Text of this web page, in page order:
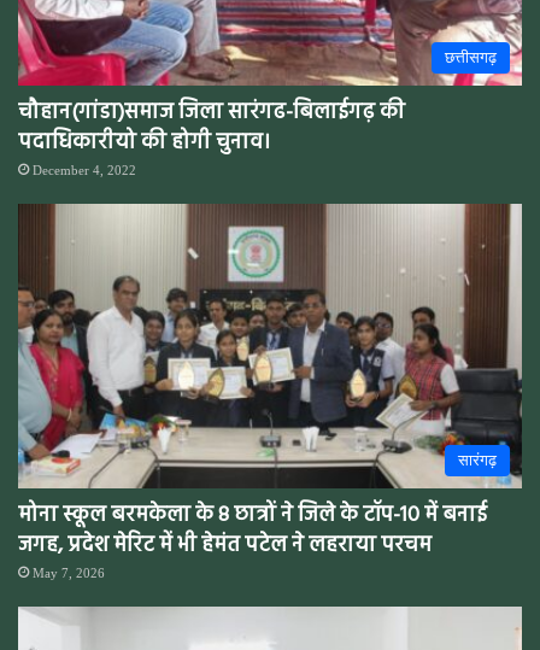
छत्तीसगढ़
चौहान(गांडा)समाज जिला सारंगढ-बिलाईगढ़ की
पदाधिकारीयो की होगी चुनाव।
December 4, 2022
सारंगढ़
मोना स्कूल बरमकेला के 8 छात्रों ने जिले के टॉप-10 में बनाई
जगह, प्रदेश मेरिट में भी हेमंत पटेल ने लहराया परचम
May 7, 2026